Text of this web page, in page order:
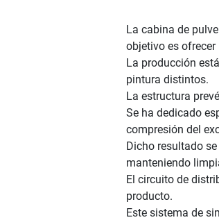
La cabina de
objetivo es
La producción
pintura distintos.
La estructura
Se ha dedicado
compresión del
Dicho resultado
manteniendo
El circuito de
producto.
Este sistema de